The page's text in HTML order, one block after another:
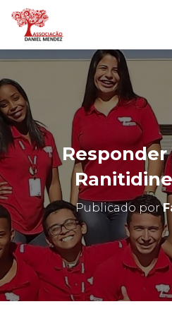
Responder
Publicado por